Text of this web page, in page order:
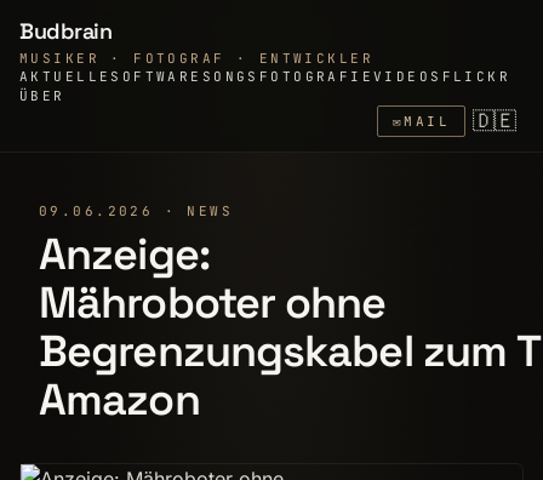
Budbrain
MUSIKER · FOTOGRAF · ENTWICKLER
AKTUELLE SOFTWARE SONGS FOTOGRAFIEVIDEOS FLICKR
ÜBER
✉MAIL 🇩🇪
09.06.2026 · NEWS
Anzeige:
Mähroboter ohne
Begrenzungskabel zum
Amazon